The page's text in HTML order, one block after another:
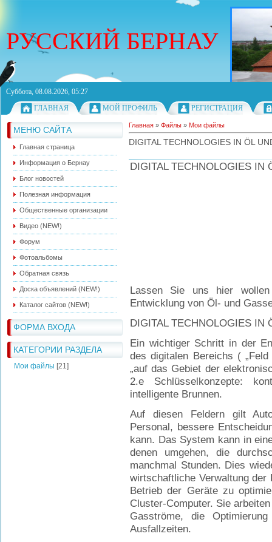
РУССКИЙ БЕРНАУ
Суббота, 08.08.2026, 05:27
ГЛАВНАЯ
МОЙ ПРОФИЛЬ РЕГИСТРАЦИЯ
МЕНЮ САЙТА
Главная страница
Информация о Бернау
Блог новостей
Полезная информация
Общественные организации
Видео (NEW!)
Форум
Фотоальбомы
Обратная связь
Доска объявлений (NEW!)
Каталог сайтов (NEW!)
ФОРМА ВХОДА
КАТЕГОРИИ РАЗДЕЛА
Мои файлы [21]
Главная » Файлы » Мои файлы
DIGITAL TECHNOLOGIES IN ÖL
DIGITAL TECHNOLOGIES IN
Lassen Sie uns hier
Entwicklung von Öl- und
DIGITAL TECHNOLOGIES IN
Ein wichtiger Schritt in der
des digitalen Bereichs (
„auf das Gebiet der
2.e Schlüsselkonzepte:
intelligente Brunnen.
Auf diesen Feldern gilt
Personal, bessere
kann. Das System kann in
denen umgehen, die
manchmal Stunden. Dies
wirtschaftliche Verwaltung
Betrieb der Geräte zu
Cluster-Computer. Sie
Gasströme, die
Ausfallzeiten.